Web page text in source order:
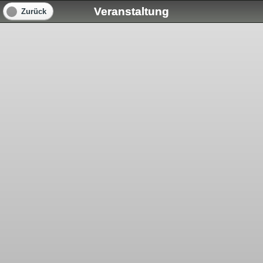
Veranstaltung
Zurück